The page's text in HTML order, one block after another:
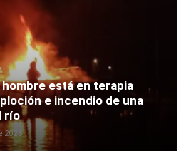
hombre está en terapia
e incendio de una
río
2026